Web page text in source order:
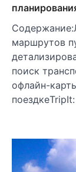
маршрутов
поиск
офлайн-